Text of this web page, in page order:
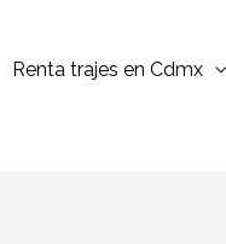
Renta trajes en Cdmx